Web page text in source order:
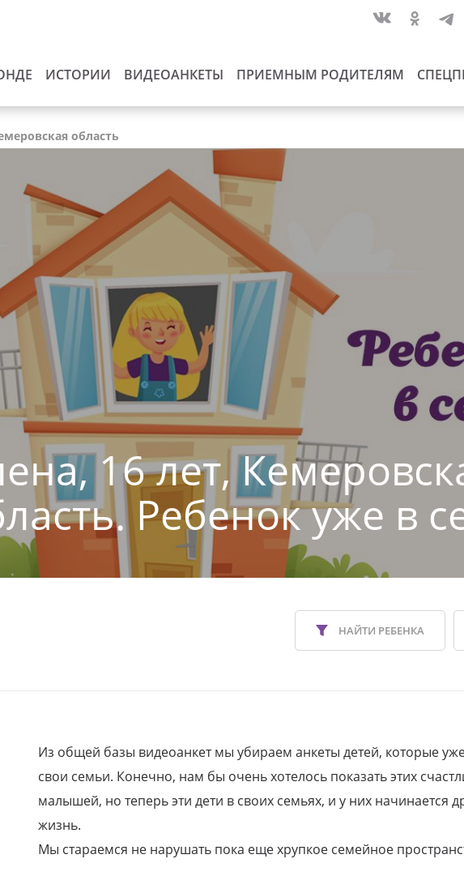
ИСТОРИИ ВИДЕОАНКЕТЫ ПРИЕМНЫМ РОДИТЕЛЯМ
область
16 лет,
Ребенок уже в
НАЙТИ РЕБЕНКА
Из общей базы видеоанкет мы убираем анкеты детей, которые
свои семьи. Конечно, нам бы очень хотелось показать этих
малышей, но теперь эти дети в своих семьях, и у них начинается
жизнь.
Мы стараемся не нарушать пока еще хрупкое семейное